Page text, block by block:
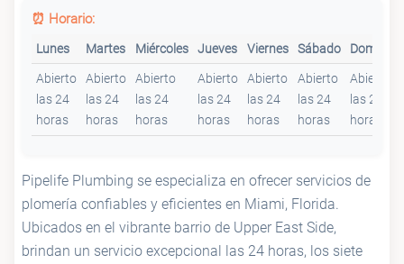
🚰 Makinton Plumbing Corp
🚰 Empire Plumbing CO
⏰ Horario:
Lunes Martes Miércoles Jueves Viernes Sábado Domingo
Abierto
las 24
horas
Abierto
las 24
horas
Abierto
las 24
horas
Abierto
las 24
horas
Abierto
las 24
horas
Abierto
las 24
horas
Abierto
las 24
horas
Pipelife Plumbing se especializa en ofrecer servicios de
plomería confiables y eficientes en Miami, Florida.
Ubicados en el vibrante barrio de Upper East Side,
brindan un servicio excepcional las 24 horas, los siete